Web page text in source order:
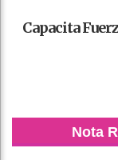
Capacita
Nota